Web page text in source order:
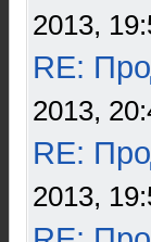
2013,
RE:
2013,
RE:
2013,